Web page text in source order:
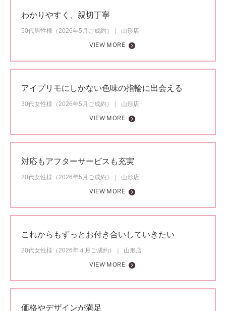
わかりやすく、親切丁寧
50代男性様（2026年5月ご成約）
山形店
VIEW MORE
アイプリモにしかない色味の指輪に出会える
30代女性様（2026年5月ご成約）
山形店
VIEW MORE
対応もアフターサービスも充実
20代女性様（2026年5月ご成約）
山形店
VIEW MORE
これからもずっとお付き合いしていきたい
20代女性様（2026年４月ご成約）
山形店
VIEW MORE
価格やデザインが満足